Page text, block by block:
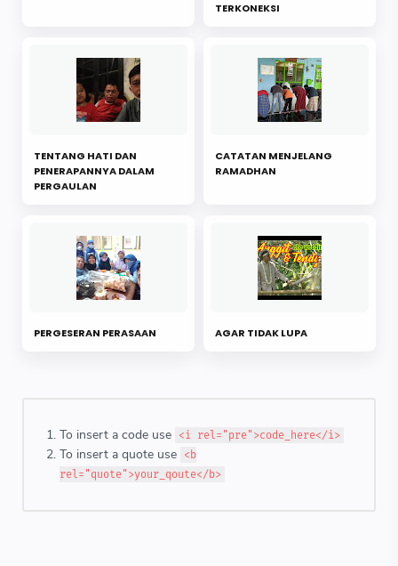
TERKONEKSI
TENTANG HATI DAN
PENERAPANNYA DALAM
PERGAULAN
CATATAN MENJELANG
RAMADHAN
PERGESERAN PERASAAN AGAR TIDAK LUPA
To insert a code use <i rel="pre">code_here</i>
To insert a quote use
<b
rel="quote">your_qoute</b>